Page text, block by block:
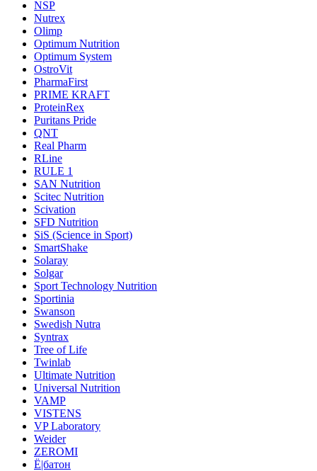
NSP
Nutrex
Olimp
Optimum Nutrition
Optimum System
OstroVit
PharmaFirst
PRIME KRAFT
ProteinRex
Puritans Pride
QNT
Real Pharm
RLine
RULE 1
SAN Nutrition
Scitec Nutrition
Scivation
SFD Nutrition
SiS (Science in Sport)
SmartShake
Solaray
Solgar
Sport Technology Nutrition
Sportinia
Swanson
Swedish Nutra
Syntrax
Tree of Life
Twinlab
Ultimate Nutrition
Universal Nutrition
VAMP
VISTENS
VP Laboratory
Weider
ZEROMI
Ё|батон